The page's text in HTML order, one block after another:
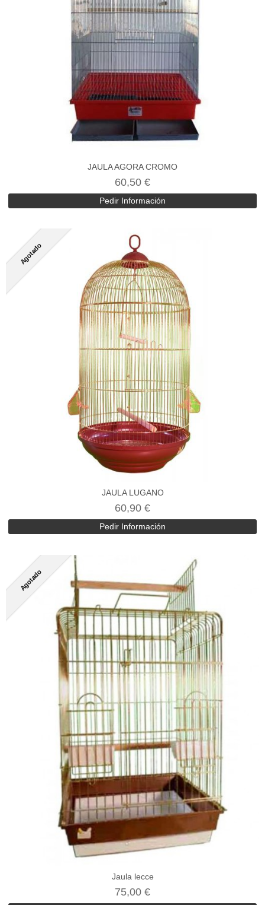
JAULA AGORA CROMO
60,50 €
Pedir Información
Agotado
JAULA LUGANO
60,90 €
Pedir Información
Agotado
Jaula lecce
75,00 €